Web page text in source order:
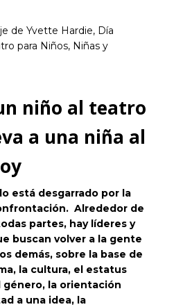
de Yvette Hardie, Día
para Niños, Niñas y
niño al teatro
a una niña al
está desgarrado por la
Alrededor de
partes, hay líderes y
buscan volver a la gente
demás, sobre la base de
la cultura, el estatus
género, la orientación
a una idea, la